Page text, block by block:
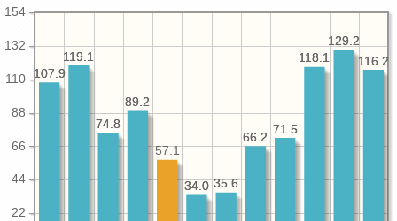
22
44
66
88
110
132
154
116.2
129.2
118.1
71.5
66.2
35.6
34.0
89.2
74.8
119.1
107.9
116.2
129.2
118.1
71.5
66.2
35.6
34.0
57.1
89.2
74.8
119.1
107.9